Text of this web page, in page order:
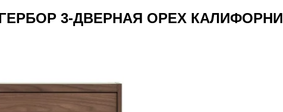
3-ДВЕРНАЯ ОРЕХ